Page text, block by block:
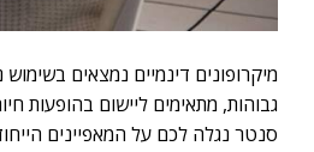
מיקרופונים דינמיים נמצאים
גבוהות, מתאימים ליישום בהופעות
סנטר נגלה לכם על המאפיינים